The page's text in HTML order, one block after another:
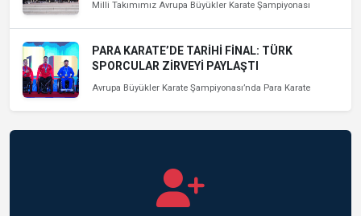
Milli Takımımız Avrupa Büyükler Karate Şampiyonası
PARA KARATE’DE TARİHİ FİNAL: TÜRK
SPORCULAR ZİRVEYİ PAYLAŞTI
Avrupa Büyükler Karate Şampiyonası’nda Para Karate